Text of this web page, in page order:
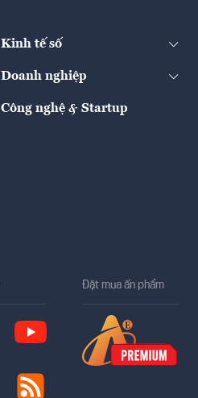
Kinh tế số
Doanh nghiệp
Công nghệ & Startup
Đặt mua ấn phẩm